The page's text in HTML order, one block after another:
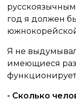
год я должен
Я не выдумывал
имеющиеся
- Сколько